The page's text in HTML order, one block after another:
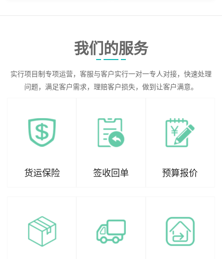
我们的服务
实行项目制专项运营，客服与客户实行一对一专人对接，快速处理
问题，满足客户需求，理赔客户损失，做到让客户满意。
货运保险 签收回单 预算报价